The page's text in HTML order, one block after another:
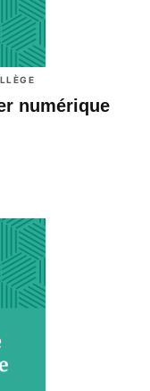
numérique